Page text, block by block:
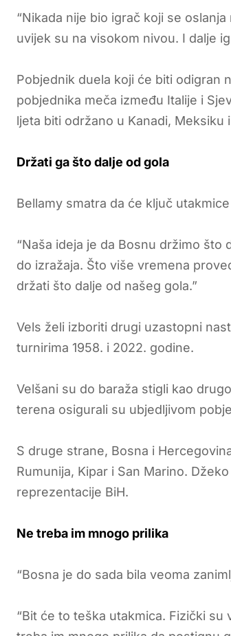
“Nikada nije bio igrač koji se
uvijek su na visokom nivou. I dalje
Pobjednik duela koji će biti odigran
pobjednika meča između Italije i
ljeta biti održano u Kanadi, Meksiku
Držati ga što dalje od gola
Bellamy smatra da će ključ
“Naša ideja je da Bosnu držimo
do izražaja. Što više vremena
držati što dalje od našeg gola.”
Vels želi izboriti drugi uzastopni
turnirima 1958. i 2022. godine.
Velšani su do baraža stigli kao
terena osigurali su ubjedljivom
S druge strane, Bosna i
Rumunija, Kipar i San Marino.
reprezentacije BiH.
Ne treba im mnogo prilika
“Bosna je do sada bila veoma
“Bit će to teška utakmica. Fizički